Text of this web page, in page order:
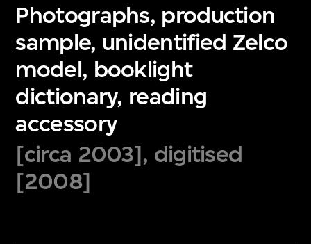
Photographs, production
sample, unidentified Zelco
model, booklight
dictionary, reading
accessory
[circa 2003], digitised
[2008]